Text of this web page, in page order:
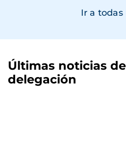
Ir a
Últimas noticias
delegación